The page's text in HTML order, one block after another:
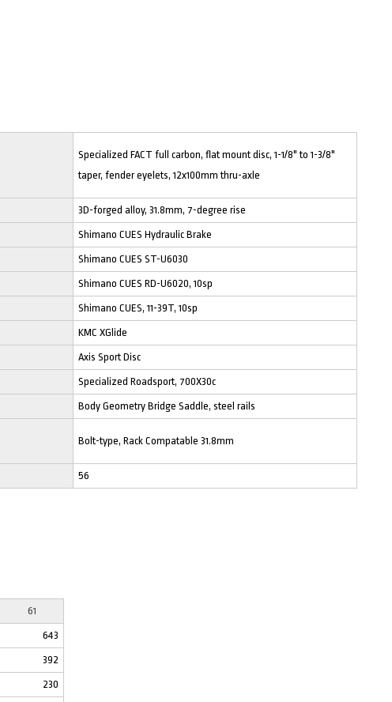
Specialized FACT full carbon, flat mount disc, 1-1/8" to 1-3/8"
taper, fender eyelets, 12x100mm thru-axle
3D-forged alloy, 31.8mm, 7-degree rise
Shimano CUES Hydraulic Brake
Shimano CUES ST-U6030
Shimano CUES RD-U6020, 10sp
Shimano CUES, 11-39T, 10sp
KMC XGlide
Axis Sport Disc
Specialized Roadsport, 700X30c
Body Geometry Bridge Saddle, steel rails
Bolt-type, Rack Compatable 31.8mm
56
61
643
392
230